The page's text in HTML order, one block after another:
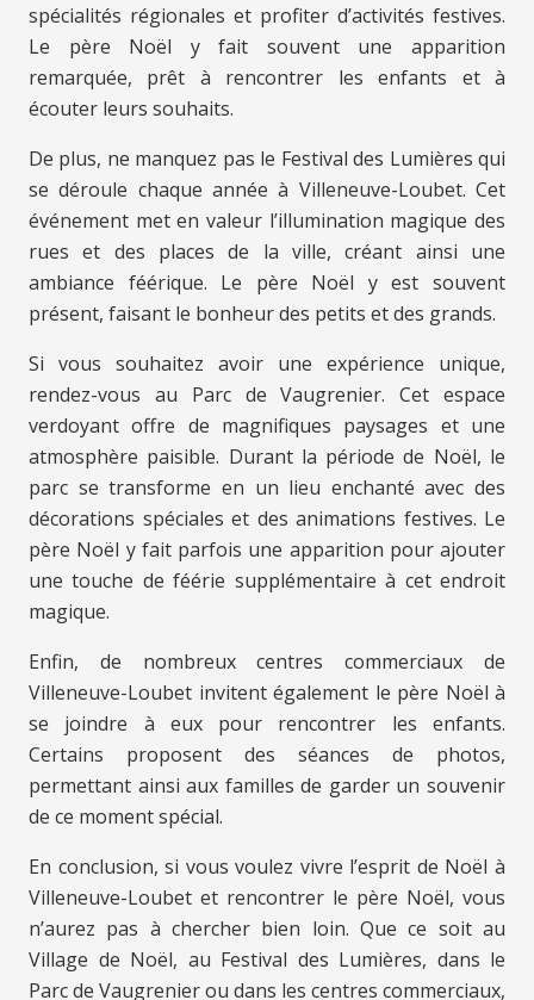
spécialités régionales et profiter d’activités festives.
Le père Noël y fait souvent une apparition
remarquée, prêt à rencontrer les enfants et à
écouter leurs souhaits.
De plus, ne manquez pas le Festival des Lumières qui
se déroule chaque année à Villeneuve-Loubet. Cet
événement met en valeur l’illumination magique des
rues et des places de la ville, créant ainsi une
ambiance féérique. Le père Noël y est souvent
présent, faisant le bonheur des petits et des grands.
Si vous souhaitez avoir une expérience unique,
rendez-vous au Parc de Vaugrenier. Cet espace
verdoyant offre de magnifiques paysages et une
atmosphère paisible. Durant la période de Noël, le
parc se transforme en un lieu enchanté avec des
décorations spéciales et des animations festives. Le
père Noël y fait parfois une apparition pour ajouter
une touche de féérie supplémentaire à cet endroit
magique.
Enfin, de nombreux centres commerciaux de
Villeneuve-Loubet invitent également le père Noël à
se joindre à eux pour rencontrer les enfants.
Certains proposent des séances de photos,
permettant ainsi aux familles de garder un souvenir
de ce moment spécial.
En conclusion, si vous voulez vivre l’esprit de Noël à
Villeneuve-Loubet et rencontrer le père Noël, vous
n’aurez pas à chercher bien loin. Que ce soit au
Village de Noël, au Festival des Lumières, dans le
Parc de Vaugrenier ou dans les centres commerciaux,